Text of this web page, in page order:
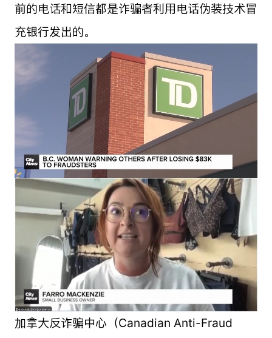
前的电话和短信都是诈骗者利用电话伪装技术冒
充银行发出的。
加拿大反诈骗中心（Canadian Anti-Fraud